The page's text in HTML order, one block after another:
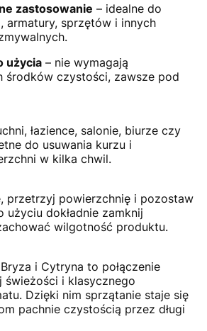
zastosowanie – idealne do
armatury, sprzętów i innych
użycia – nie wymagają
środków czystości, zawsze pod
łazience, salonie, biurze czy
do usuwania kurzu i
w kilka chwil.
przetrzyj powierzchnię i pozostaw
użyciu dokładnie zamknij
wilgotność produktu.
i Cytryna to połączenie
świeżości i klasycznego
Dzięki nim sprzątanie staje się
pachnie czystością przez długi